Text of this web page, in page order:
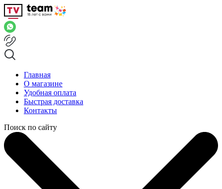
Главная
О магазине
Удобная оплата
Быстрая доставка
Контакты
Поиск по сайту